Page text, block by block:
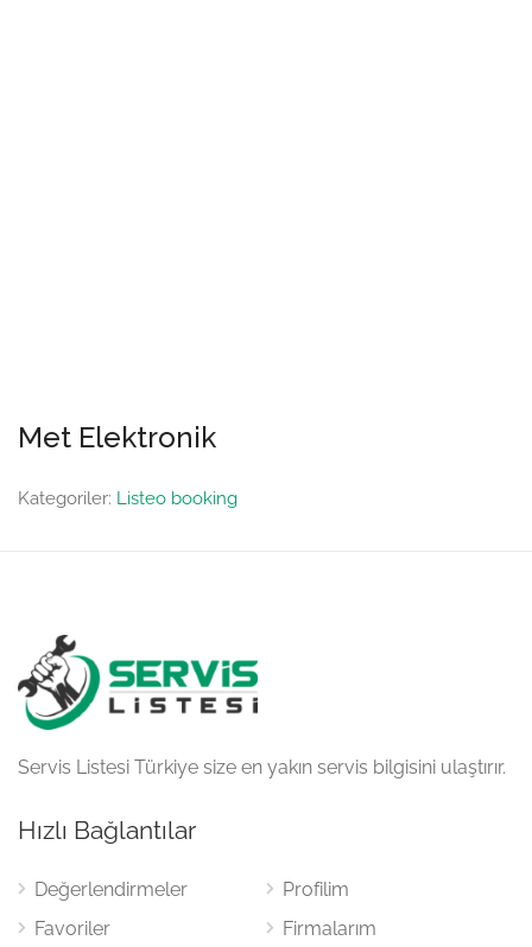
Met Elektronik
Kategoriler: Listeo booking
Servis Listesi Türkiye size en yakın servis bilgisini ulaştırır.
Hızlı Bağlantılar
Değerlendirmeler
Favoriler
Profilim
Firmalarım